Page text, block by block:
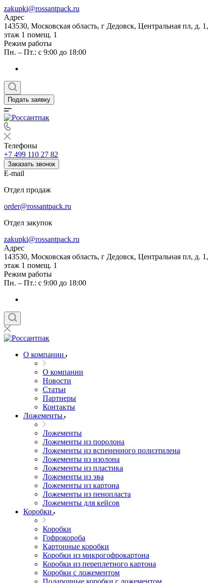
zakupki@rossantpack.ru
Адрес
143530, Московская область, г Дедовск, Центральная пл, д. 1,
этаж 1 помещ. 1
Режим работы
Пн. – Пт.: с 9:00 до 18:00
Подать заявку
Телефоны
+7 499 110 27 82
Заказать звонок
E-mail
Отдел продаж
order@rossantpack.ru
Отдел закупок
zakupki@rossantpack.ru
Адрес
143530, Московская область, г Дедовск, Центральная пл, д. 1,
этаж 1 помещ. 1
Режим работы
Пн. – Пт.: с 9:00 до 18:00
О компании
О компании
Новости
Статьи
Партнеры
Контакты
Ложементы
Ложементы
Ложементы из поролона
Ложементы из вспененного полиэтилена
Ложементы из изолона
Ложементы из пластика
Ложементы из эва
Ложементы из картона
Ложементы из пенопласта
Ложементы для кейсов
Коробки
Коробки
Гофрокороба
Картонные коробки
Коробки из микрогофрокартона
Коробки из переплетного картона
Коробки с ложементом
Подарочные коробки с ложементом